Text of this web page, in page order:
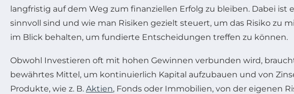
langfristig auf dem Weg zum finanziellen Erfolg zu bleiben. Dabei
sinnvoll sind und wie man Risiken gezielt steuert, um das Risiko
im Blick behalten, um fundierte Entscheidungen treffen zu können.
Obwohl Investieren oft mit hohen Gewinnen verbunden wird,
bewährtes Mittel, um kontinuierlich Kapital aufzubauen und von
Produkte, wie z. B. Aktien, Fonds oder Immobilien, von der eigenen